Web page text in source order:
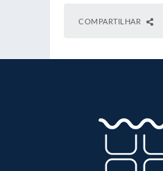
COMPARTILHAR